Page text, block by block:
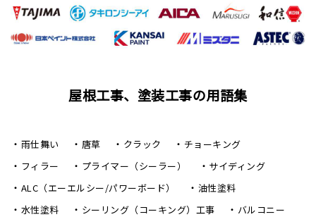
屋根工事、塗装工事の用語集
雨仕舞い 唐草 クラック
チョーキング
フィラー
プライマー（シーラー）
サイディング
ALC（エーエルシー/パワーボード）
油性塗料
水性塗料
シーリング（コーキング）工事
バルコニー